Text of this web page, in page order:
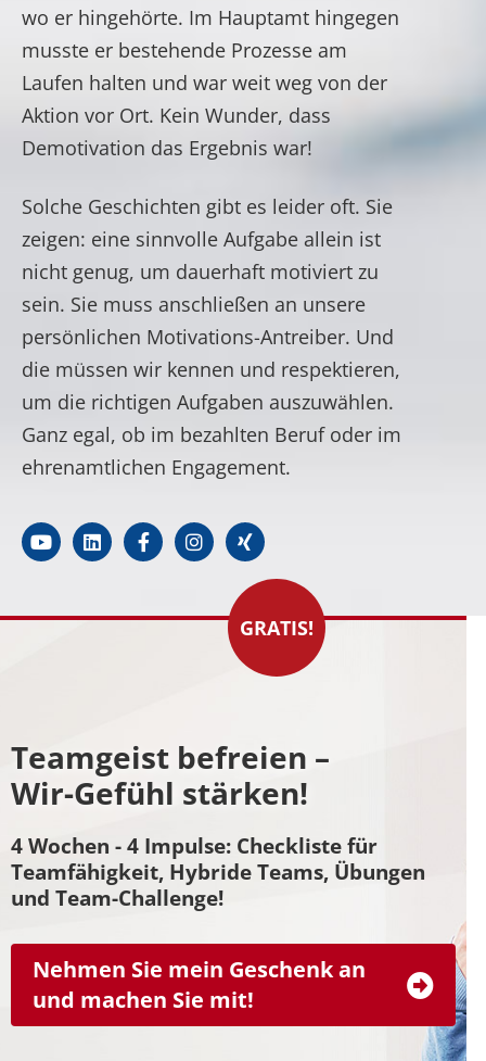
wo er hingehörte. Im Hauptamt hingegen
musste er bestehende Prozesse am
Laufen halten und war weit weg von der
Aktion vor Ort. Kein Wunder, dass
Demotivation das Ergebnis war!
Solche Geschichten gibt es leider oft. Sie
zeigen: eine sinnvolle Aufgabe allein ist
nicht genug, um dauerhaft motiviert zu
sein. Sie muss anschließen an unsere
persönlichen Motivations-Antreiber. Und
die müssen wir kennen und respektieren,
um die richtigen Aufgaben auszuwählen.
Ganz egal, ob im bezahlten Beruf oder im
ehrenamtlichen Engagement.
Teamgeist befreien –
Wir-Gefühl stärken!
4 Wochen - 4 Impulse: Checkliste für
Teamfähigkeit, Hybride Teams, Übungen
und Team-Challenge!
Nehmen Sie mein Geschenk an
und machen Sie mit!
GRATIS!